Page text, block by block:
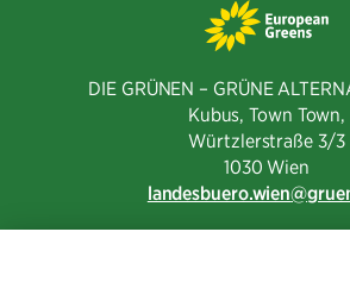
DIE GRÜNEN – GRÜNE
Kubus, Town Town,
Würtzlerstraße 3/3​
1030 Wien
landesbuero.wien